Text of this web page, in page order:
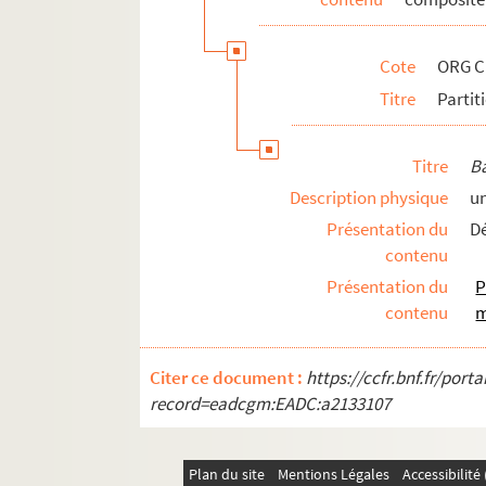
ORG C.13/6. Partitions de Moret,
ORG C.13/6. Partitions de Moretti,
ORG C.13/6. Partitions de Moretti,
ORG C.14/1. Partitions de
ORG C.13/6. Partitions de Mottier,
ORG C.13/6. Partitions de Mourat,
ORG C.13/6. Partitions de
ORG C.13/6.
ORG C.13/6. Partitions de Munoz,
ORG C.13/6. Partitions de Muray,
ORG C.14/1. Partitions de Nadaud,
ORG C.14/1. Partitions de Nagel, E.
ORG C.14/1. Partitions de Natif,
Cote
ORG
Titre
Titre
Description physique
Présentation du
contenu
Présentation du
contenu
Citer ce document : https://ccfr.bnf.fr/
record=eadcgm:EADC:a2133107
Plan du site Mentions Légales